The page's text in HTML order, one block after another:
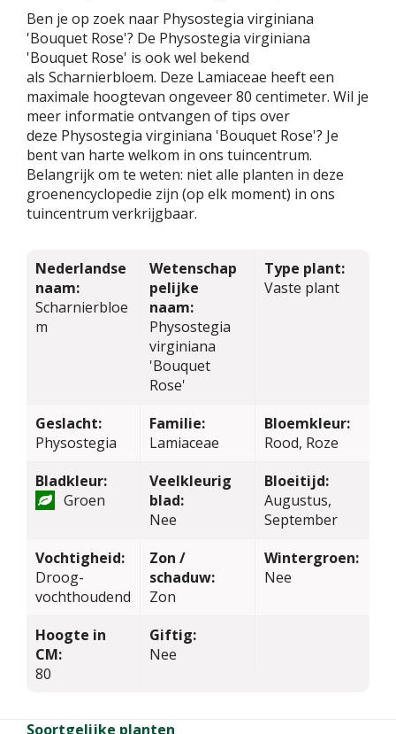
Ben je op zoek naar Physostegia virginiana
'Bouquet Rose'? De Physostegia virginiana
'Bouquet Rose' is ook wel bekend
als Scharnierbloem. Deze Lamiaceae heeft een
maximale hoogtevan ongeveer 80 centimeter. Wil je
meer informatie ontvangen of tips over
deze Physostegia virginiana 'Bouquet Rose'? Je
bent van harte welkom in ons tuincentrum.
Belangrijk om te weten: niet alle planten in deze
groenencyclopedie zijn (op elk moment) in ons
tuincentrum verkrijgbaar.
Nederlandse
naam:
Scharnierbloe
m
Wetenschap
pelijke
naam:
Physostegia
virginiana
'Bouquet
Rose'
Type plant:
Vaste plant
Geslacht:
Physostegia
Familie:
Lamiaceae
Bloemkleur:
Rood, Roze
Bladkleur:
Groen
Veelkleurig
blad:
Nee
Bloeitijd:
Augustus,
September
Vochtigheid:
Droog-
vochthoudend
Zon /
schaduw:
Zon
Wintergroen:
Nee
Hoogte in
CM:
80
Giftig:
Nee
Soortgelijke planten